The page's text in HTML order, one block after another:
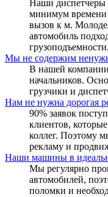
Наши диспетчеры
минимум времени
вызов к м.
автомобиль
грузоподъемности.
Мы не содержим
В нашей компании
начальников.
грузчики и
Нам не нужна дорогая
90% заявок
клиентов,
коллег. Поэтому
рекламу и
Наши машины в
Мы регулярно
автомобилей,
поломки и